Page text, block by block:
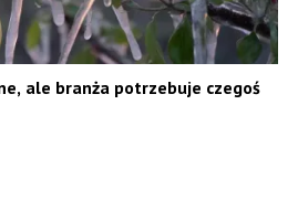
ale branża potrzebuje czegoś